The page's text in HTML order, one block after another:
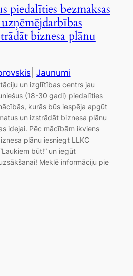
piedalīties bezmaksas
biznesa plānu
Jaunumi
un izglītības centrs jau
(18-30 gadi) piedalīties
kurās būs iespēja apgūt
un izstrādāt biznesa plānu
idejai. Pēc mācībām ikviens
plānu iesniegt LLKC
būt!” un iegūt
Meklē informāciju pie